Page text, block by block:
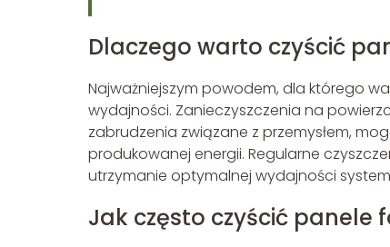
Dlaczego warto czyścić
Najważniejszym powodem, dla którego
wydajności. Zanieczyszczenia na
zabrudzenia związane z przemysłem,
produkowanej energii. Regularne
utrzymanie optymalnej wydajności
Jak często czyścić panele